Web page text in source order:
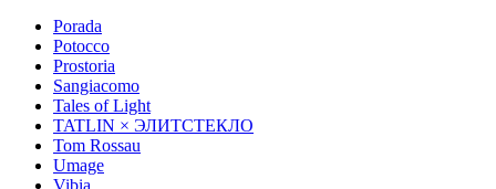
Porada
Potocco
Prostoria
Sangiacomo
Tales of Light
TATLIN × ЭЛИТСТЕКЛО
Tom Rossau
Umage